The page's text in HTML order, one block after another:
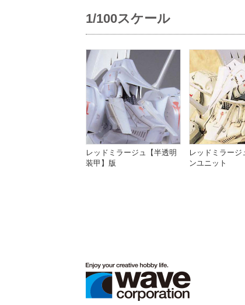
1/100スケール
レッドミラージュ【半透明
装甲】版
レッドミラージ
ンユニット